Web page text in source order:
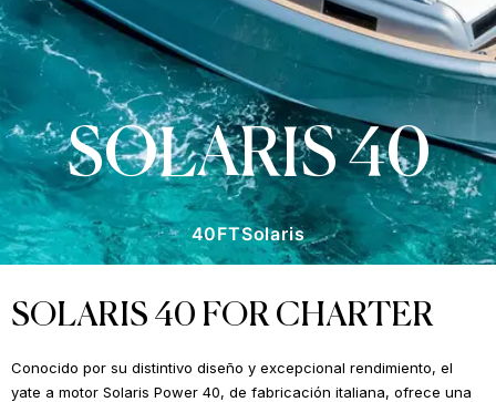
SOLARIS 40
40FTSolaris
SOLARIS 40 FOR CHARTER
Conocido por su distintivo diseño y excepcional rendimiento, el
yate a motor Solaris Power 40, de fabricación italiana, ofrece una